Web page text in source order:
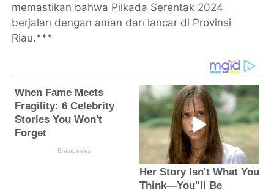
memastikan bahwa Pilkada Serentak 2024
berjalan dengan aman dan lancar di Provinsi
Riau.***